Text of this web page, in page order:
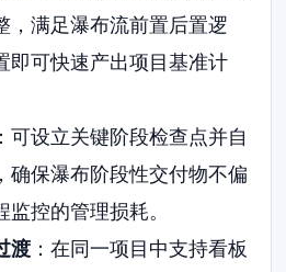
，满足瀑布流前置后置逻
即可快速产出项目基准计
可设立关键阶段检查点并自
确保瀑布阶段性交付物不偏
控的管理损耗。
渡：在同一项目中支持看板